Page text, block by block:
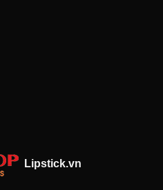
Lipstick.vn